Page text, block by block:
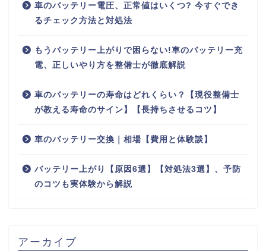
車のバッテリー電圧、正常値はいくつ? 今すぐでき
るチェック方法と対処法
もうバッテリー上がりで困らない!車のバッテリー充
電、正しいやり方を整備士が徹底解説
車のバッテリーの寿命はどれくらい？【現役整備士
が教える寿命のサイン】【長持ちさせるコツ】
車のバッテリー交換｜相場【費用と体験談】
バッテリー上がり【原因6選】【対処法3選】、予防
のコツも実体験から解説
アーカイブ